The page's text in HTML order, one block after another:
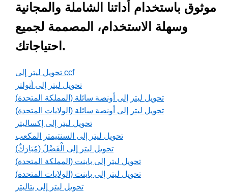
موثوق باستخدام أداتنا الشاملة والمجانية
وسهلة الاستخدام، المصممة لجميع
احتياجاتك.
تحويل ليتر إلى ccf
تحويل ليتر إلى أتولتر
تحويل ليتر إلى أونصة سائلة (المملكة المتحدة)
تحويل ليتر إلى أونصة سائلة (الولايات المتحدة)
تحويل ليتر إلى إكساليتر
تحويل ليتر إلى السنتيمتر المكعب
تحويل ليتر إلى الْفَضْلُ (مُبَارَكٌ)
تحويل ليتر إلى باينت (المملكة المتحدة)
تحويل ليتر إلى باينت (الولايات المتحدة)
تحويل ليتر إلى بتاليتر